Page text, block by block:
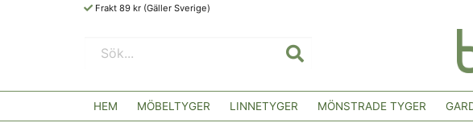
Frakt 89 kr (Gäller Sverige)
HEM MÖBELTYGER LINNETYGER MÖNSTRADE TYGER